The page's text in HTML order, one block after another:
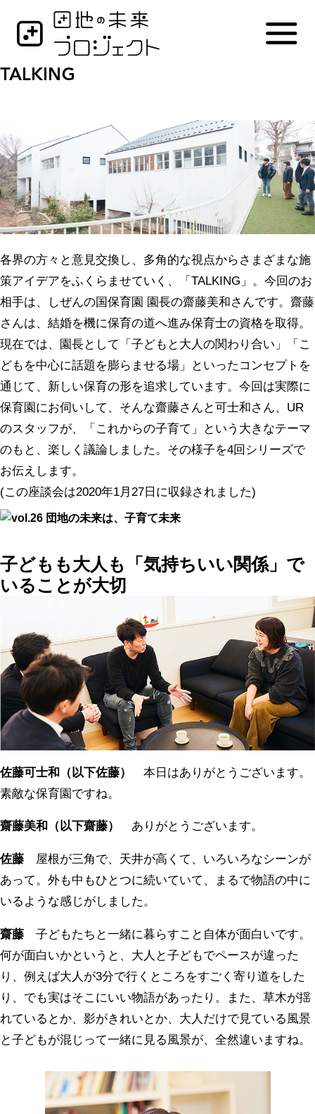
各界の方々と意見交換し、多角的な視点からさまざまな施
策アイデアをふくらませていく、「TALKING」。今回のお
相手は、しぜんの国保育園 園長の齋藤美和さんです。齋藤
さんは、結婚を機に保育の道へ進み保育士の資格を取得。
現在では、園長として「子どもと大人の関わり合い」「こ
どもを中心に話題を膨らませる場」といったコンセプトを
通じて、新しい保育の形を追求しています。今回は実際に
保育園にお伺いして、そんな齋藤さんと可士和さん、UR
のスタッフが、「これからの子育て」という大きなテーマ
のもと、楽しく議論しました。その様子を4回シリーズで
お伝えします。
(この座談会は2020年1月27日に収録されました)
子どもも大人も「気持ちいい関係」で
いることが大切
佐藤可士和（以下佐藤）
本日はありがとうございます。
素敵な保育園ですね。
齋藤美和（以下齋藤） ありがとうございます。
佐藤 屋根が三角で、天井が高くて、いろいろなシーンが
あって。外も中もひとつに続いていて、まるで物語の中に
いるような感じがしました。
齋藤 子どもたちと一緒に暮らすこと自体が面白いです。
何が面白いかというと、大人と子どもでペースが違った
り、例えば大人が3分で行くところをすごく寄り道をした
り、でも実はそこにいい物語があったり。また、草木が揺
れているとか、影がきれいとか、大人だけで見ている風景
と子どもが混じって一緒に見る風景が、全然違いますね。